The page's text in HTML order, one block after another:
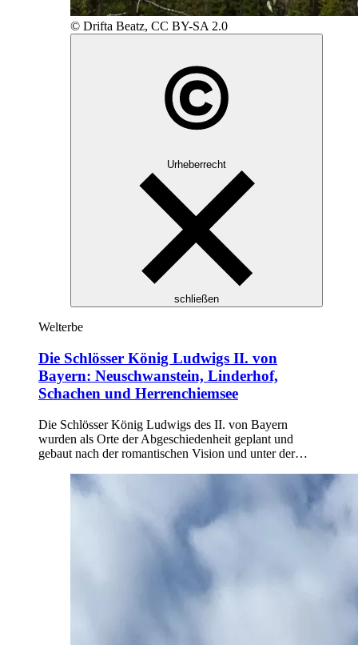
© Drifta Beatz, CC BY-SA 2.0
Urheberrecht
schließen
Welterbe
Die Schlösser König Ludwigs II. von
Bayern: Neuschwanstein, Linderhof,
Schachen und Herrenchiemsee
Die Schlösser König Ludwigs des II. von Bayern
wurden als Orte der Abgeschiedenheit geplant und
gebaut nach der romantischen Vision und unter der…